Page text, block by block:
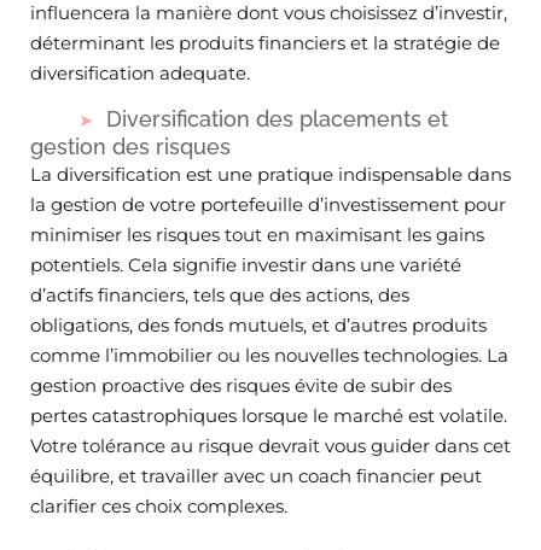
influencera la manière dont vous choisissez d’investir,
déterminant les produits financiers et la stratégie de
diversification adequate.
Diversification des placements et
gestion des risques
La diversification est une pratique indispensable dans
la gestion de votre portefeuille d’investissement pour
minimiser les risques tout en maximisant les gains
potentiels. Cela signifie investir dans une variété
d’actifs financiers, tels que des actions, des
obligations, des fonds mutuels, et d’autres produits
comme l’immobilier ou les nouvelles technologies. La
gestion proactive des risques évite de subir des
pertes catastrophiques lorsque le marché est volatile.
Votre tolérance au risque devrait vous guider dans cet
équilibre, et travailler avec un coach financier peut
clarifier ces choix complexes.